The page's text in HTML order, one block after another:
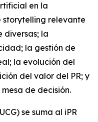
en la
storytelling relevante
diversas; la
la gestión de
la evolución del
del valor del PR; y
de decisión.
se suma al iPR